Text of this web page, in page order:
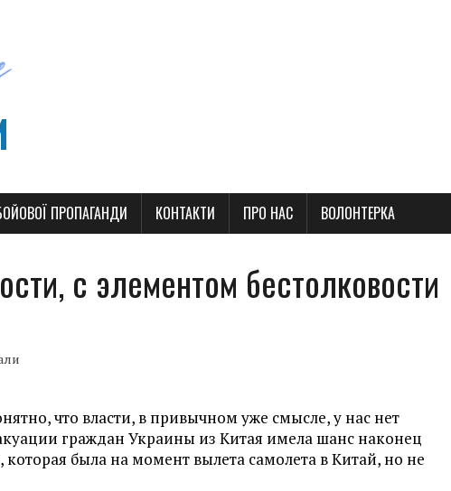
ПРОПАГАНДИ КОНТАКТИ ПРО НАС ВОЛОНТЕРКА
с элементом бестолковости
что власти, в привычном уже смысле, у нас нет
граждан Украины из Китая имела шанс наконец
была на момент вылета самолета в Китай, но не